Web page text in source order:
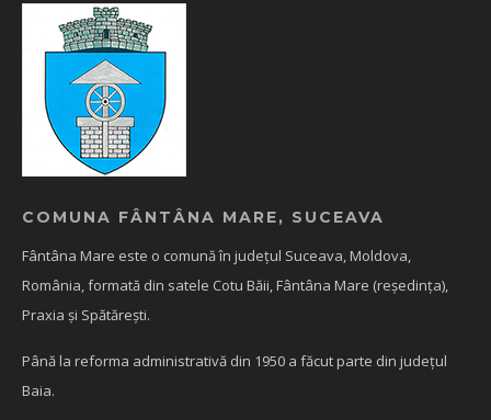
COMUNA FÂNTÂNA MARE, SUCEAVA
Fântâna Mare este o comună în județul Suceava, Moldova,
România, formată din satele Cotu Băii, Fântâna Mare (reședința),
Praxia și Spătărești.
Până la reforma administrativă din 1950 a făcut parte din județul
Baia.